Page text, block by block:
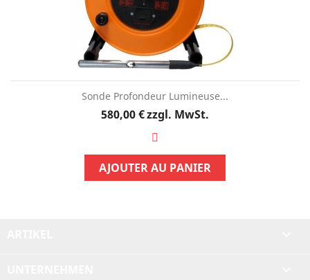
Sonde Profondeur Lumineuse...
Preis
580,00 €zzgl. MwSt.
AJOUTER AU PANIER